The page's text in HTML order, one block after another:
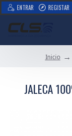
ENTRAR REGISTAR
Inicio
JALECA